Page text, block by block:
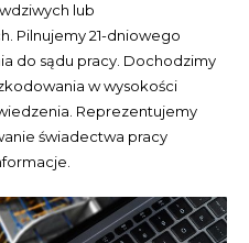
lub
Pilnujemy 21-dniowego
do sądu pracy. Dochodzimy
w wysokości
Reprezentujemy
świadectwa pracy